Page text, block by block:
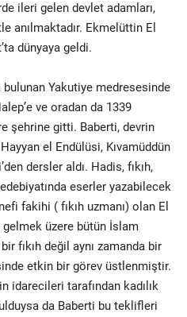
ileri gelen devlet adamları,
anılmaktadır. Ekmelüttin El
dünyaya geldi.
Yakutiye medresesinde
ve oradan da 1339
şehrine gitti. Baberti, devrin
el Endülüsi, Kıvamüddün
dersler aldı. Hadis, fıkıh,
eserler yazabilecek
fakihi ( fıkıh uzmanı) olan El
üzere bütün İslam
fıkıh değil aynı zamanda bir
etkin bir görev üstlenmiştir.
idarecileri tarafından kadılık
da Baberti bu teklifleri